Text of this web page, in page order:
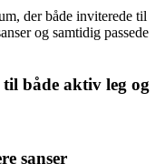
der både inviterede til
og samtidig passede
både aktiv leg og
sanser